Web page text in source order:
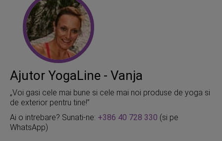
Ajutor YogaLine - Vanja
„Voi gasi cele mai bune si cele mai noi produse de yoga si
de exterior pentru tine!”
Ai o intrebare? Sunati-ne: +386 40 728 330 (si pe
WhatsApp)